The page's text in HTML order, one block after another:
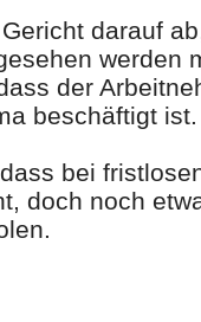
darauf
werden
der
beschäftigt ist.
bei
doch noch